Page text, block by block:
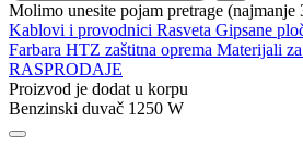
Molimo unesite pojam pretrage (najmanje
Kablovi i provodnici Rasveta Gipsane
Farbara HTZ zaštitna oprema Materijali
RASPRODAJE
Proizvod je dodat u korpu
Benzinski duvač 1250 W